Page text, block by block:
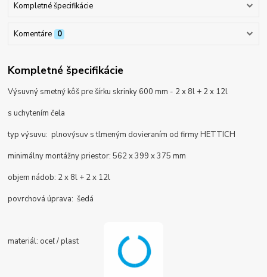
Kompletné špecifikácie
Komentáre 0
Kompletné špecifikácie
Výsuvný smetný kôš pre šírku skrinky 600 mm - 2 x 8l + 2 x 12l
s uchytením čela
typ výsuvu: plnovýsuv s tlmeným dovieraním od firmy HETTICH
minimálny montážny priestor: 562 x 399 x 375 mm
objem nádob: 2 x 8l + 2 x 12l
povrchová úprava: šedá
materiál: oceľ / plast